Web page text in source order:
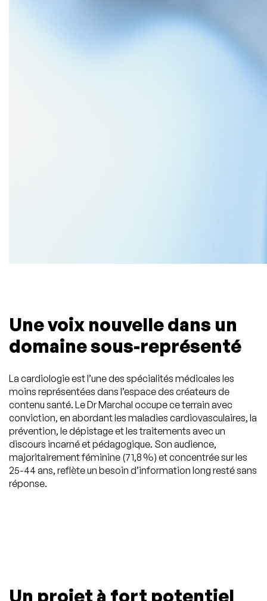
Une voix nouvelle dans un
domaine sous-représenté
La cardiologie est l’une des spécialités médicales les
moins représentées dans l’espace des créateurs de
contenu santé. Le Dr Marchal occupe ce terrain avec
conviction, en abordant les maladies cardiovasculaires, la
prévention, le dépistage et les traitements avec un
discours incarné et pédagogique. Son audience,
majoritairement féminine (71,8%) et concentrée sur les
25-44 ans, reflète un besoin d’information long resté sans
réponse.
Un projet à fort potentiel